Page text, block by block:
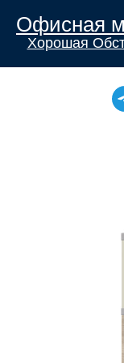
Офисная
Хорошая